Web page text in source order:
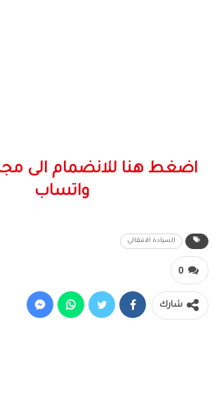
اضغط هنا للانضمام الى
واتساب
السيادة الانتقالي
0
شارك